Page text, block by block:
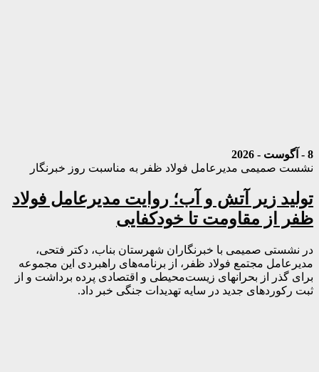
8 - آگوست - 2026
نشست صمیمی مدیرعامل فولاد ظفر به مناسبت روز خبرنگار
تولید زیر آتش و آب؛ روایت مدیرعامل فولاد
ظفر از مقاومت تا خودکفایی
در نشستی صمیمی با خبرنگاران شهرستان بناب، دکتر فتحی،
مدیرعامل مجتمع فولاد ظفر، از برنامه‌های راهبردی این مجموعه
برای گذر از بحرانهای زیست‌محیطی و اقتصادی پرده برداشت و از
ثبت رکوردهای جدید در سایه تهدیدات جنگی خبر داد.